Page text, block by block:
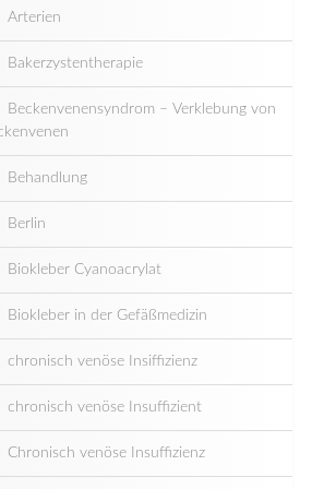
Arterien
Bakerzystentherapie
Beckenvenensyndrom – Verklebung von
Behandlung
Berlin
Biokleber Cyanoacrylat
Biokleber in der Gefäßmedizin
chronisch venöse Insiffizienz
chronisch venöse Insuffizient
Chronisch venöse Insuffizienz